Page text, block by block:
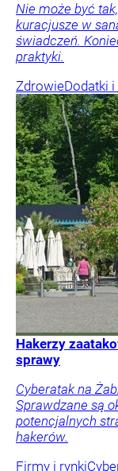
Nie może być
kuracjusze w
świadczeń.
praktyki.
ZdrowieDodatki
Hakerzy
sprawy
Cyberatak na
Sprawdzane są
potencjalnych
hakerów.
Firmy i rynki